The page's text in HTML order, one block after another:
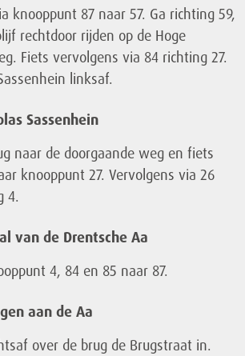
knooppunt 87 naar 57. Ga richting 59,
rechtdoor rijden op de Hoge
Fiets vervolgens via 84 richting 27.
linksaf.
Sassenhein
naar de doorgaande weg en fiets
knooppunt 27. Vervolgens via 26
4.
van de Drentsche Aa
4, 84 en 85 naar 87.
aan de Aa
over de brug de Brugstraat in.